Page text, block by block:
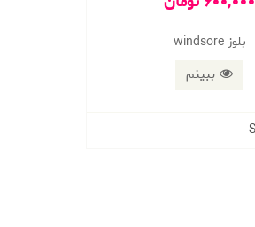
بلوز windsore
ببینم